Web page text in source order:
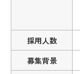
採用人数
募集背景